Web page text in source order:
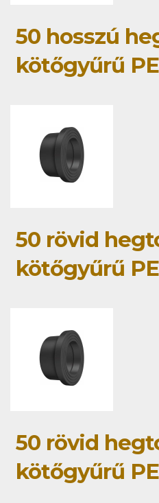
50 hosszú
kötőgyűrű
50 rövid
kötőgyűrű
50 rövid
kötőgyűrű